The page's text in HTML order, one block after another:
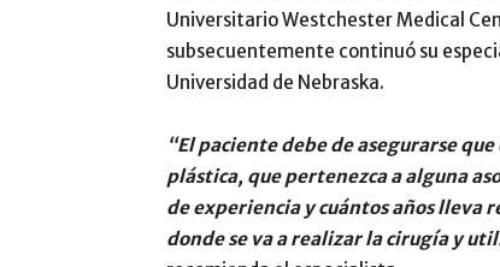
Universitario Westchester Medical
subsecuentemente continuó su
Universidad de Nebraska.
“El paciente debe de asegurarse
plástica, que pertenezca a alguna
de experiencia y cuántos años
donde se va a realizar la cirugía y